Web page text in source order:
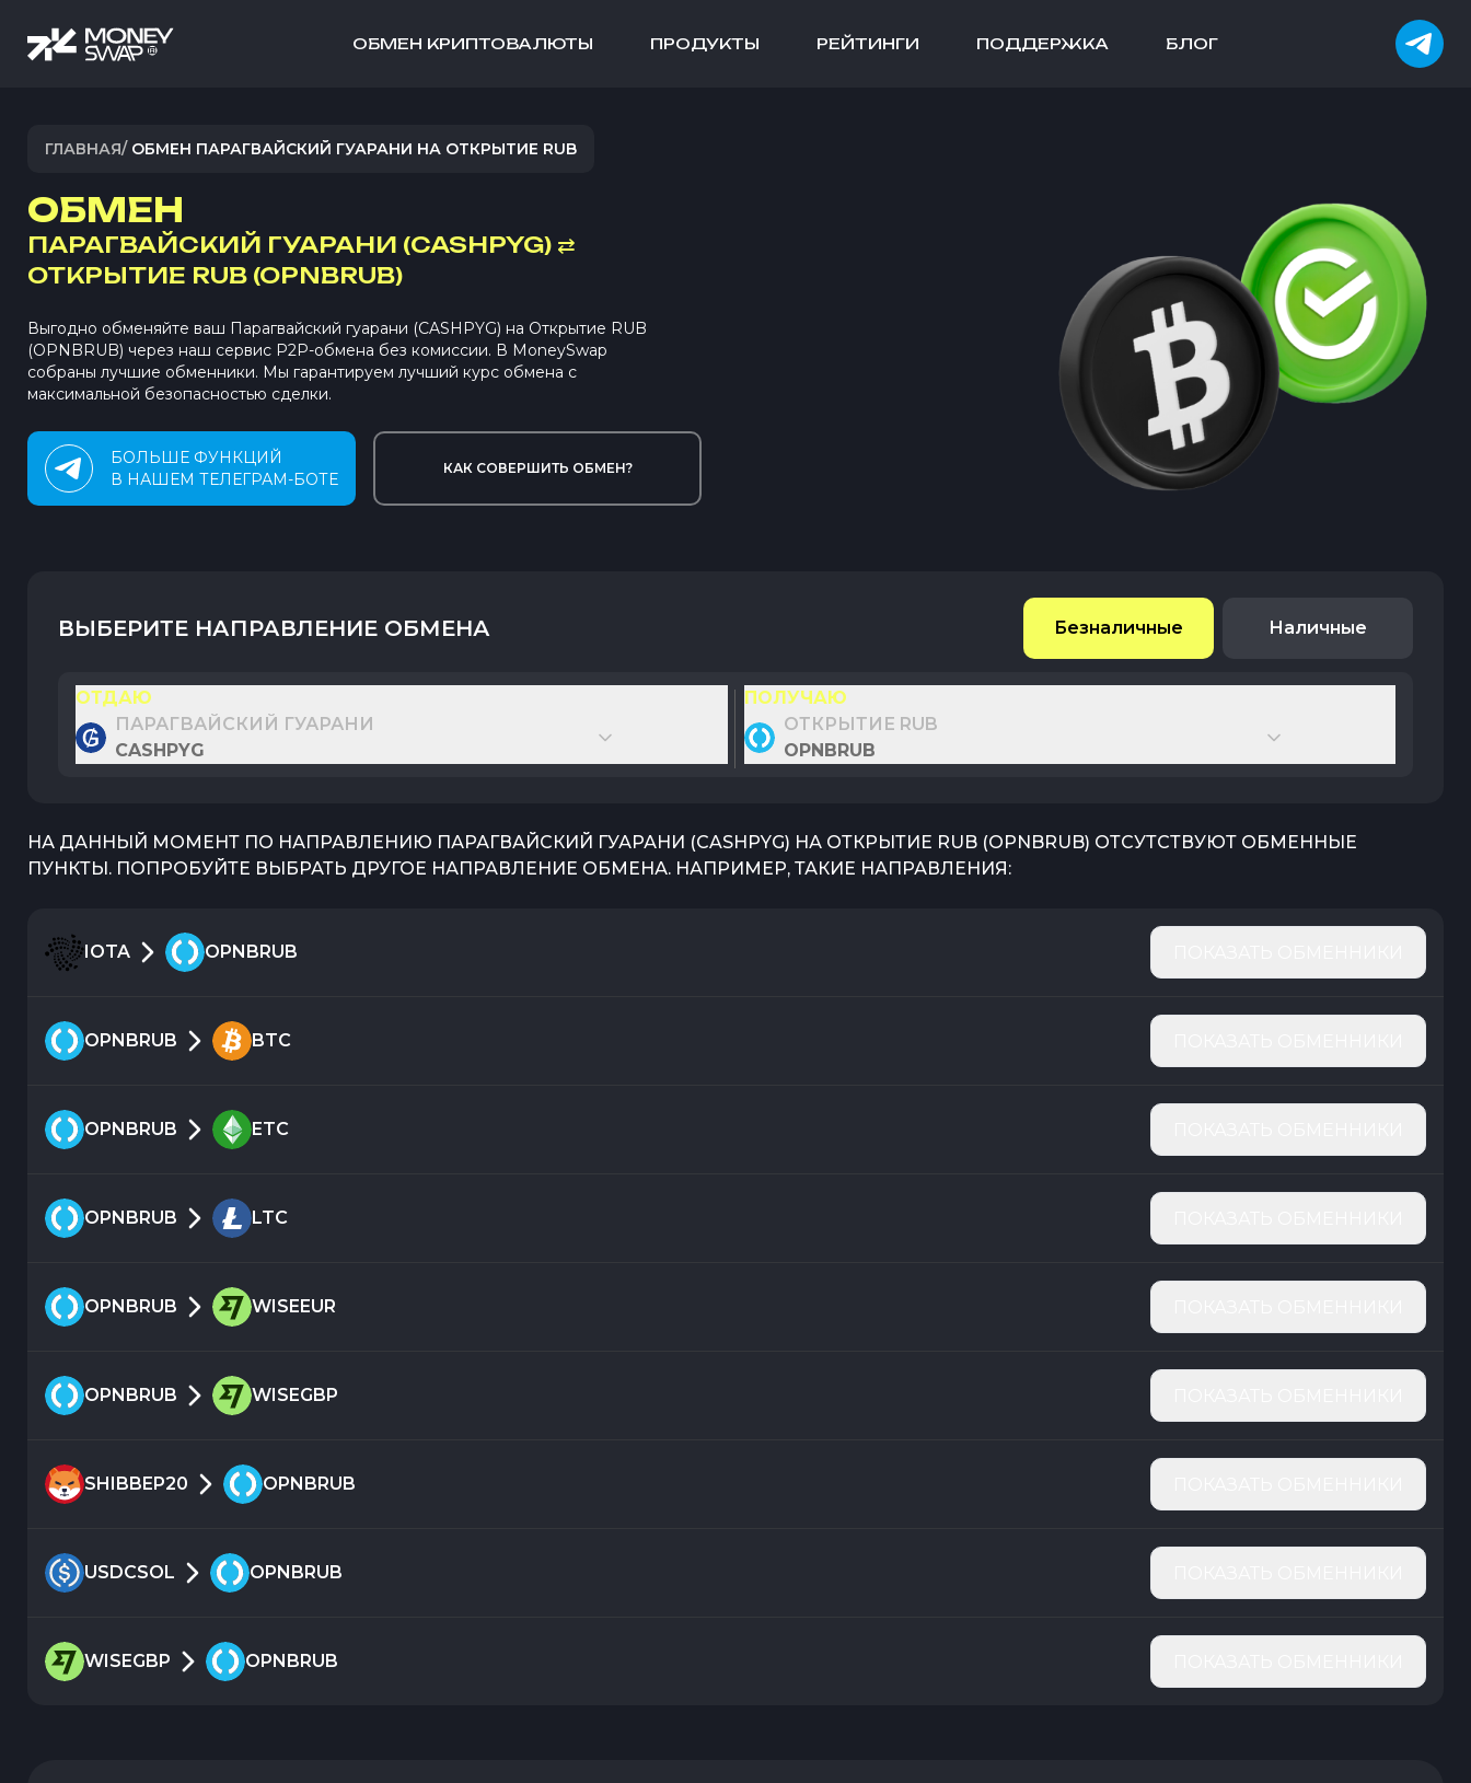
ОБМЕН КРИПТОВАЛЮТЫ ПРОДУКТЫ РЕЙТИНГИ ПОДДЕРЖКА БЛОГ
ГЛАВНАЯ/ ОБМЕН ПАРАГВАЙСКИЙ ГУАРАНИ НА ОТКРЫТИЕ RUB
ОБМЕН
ПАРАГВАЙСКИЙ ГУАРАНИ (CASHPYG) ⇄
ОТКРЫТИЕ RUB (OPNBRUB)
Выгодно обменяйте ваш Парагвайский гуарани (CASHPYG) на Открытие RUB
(OPNBRUB) через наш сервис P2P-обмена без комиссии. В MoneySwap
собраны лучшие обменники. Мы гарантируем лучший курс обмена с
максимальной безопасностью сделки.
БОЛЬШЕ ФУНКЦИЙ
В НАШЕМ ТЕЛЕГРАМ-БОТЕ
КАК СОВЕРШИТЬ ОБМЕН?
ВЫБЕРИТЕ НАПРАВЛЕНИЕ ОБМЕНА Безналичные Наличные
ОТДАЮ
ПАРАГВАЙСКИЙ ГУАРАНИ
CASHPYG
ПОЛУЧАЮ
ОТКРЫТИЕ RUB
OPNBRUB
НА ДАННЫЙ МОМЕНТ ПО НАПРАВЛЕНИЮ ПАРАГВАЙСКИЙ ГУАРАНИ (CASHPYG) НА ОТКРЫТИЕ RUB (OPNBRUB) ОТСУТСТВУЮТ ОБМЕННЫЕ
ПУНКТЫ. ПОПРОБУЙТЕ ВЫБРАТЬ ДРУГОЕ НАПРАВЛЕНИЕ ОБМЕНА. НАПРИМЕР, ТАКИЕ НАПРАВЛЕНИЯ:
IOTA OPNBRUB
OPNBRUB BTC
OPNBRUB ETC
OPNBRUB LTC
OPNBRUB WISEEUR
OPNBRUB WISEGBP
SHIBBEP20 OPNBRUB
USDCSOL OPNBRUB
WISEGBP OPNBRUB